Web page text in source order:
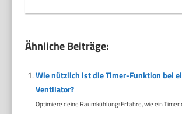
Ähnliche Beiträge:
Wie nützlich ist die Timer-Funktion bei
Ventilator?
Optimiere deine Raumkühlung: Erfahre, wie ein